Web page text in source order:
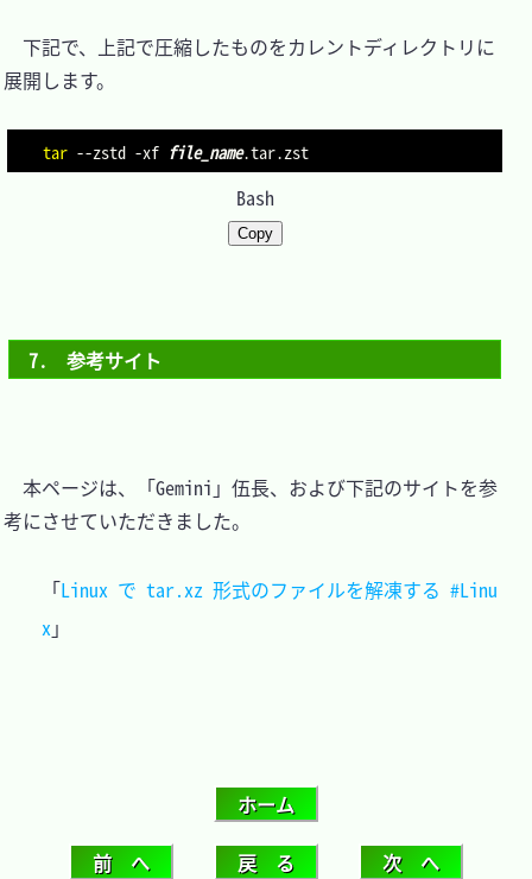
下記で、上記で圧縮したものをカレントディレクトリに
展開します。
tar --zstd -xf file_name
Bash
Copy
7.　参考サイト
本ページは、「Gemini」伍長、および下記のサイトを参
考にさせていただきました。
「Linux で tar.xz 形式のファイルを解凍する #Linu
x